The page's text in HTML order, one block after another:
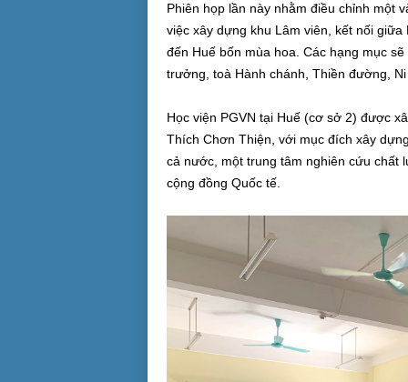
Phiên họp lần này nhằm điều chỉnh một
việc xây dựng khu Lâm viên, kết nối
đến Huế bốn mùa hoa. Các hạng mục
trưởng, toà Hành chánh, Thiền đường,
Học viện PGVN tại Huế (cơ sở 2) được
Thích Chơn Thiện, với mục đích xây
cả nước, một trung tâm nghiên cứu chất
cộng đồng Quốc tế.